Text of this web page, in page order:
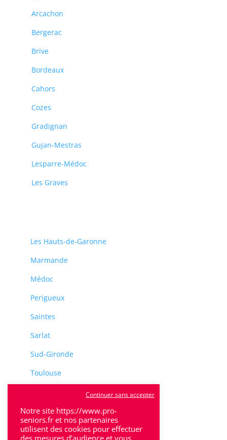
Arcachon
Bergerac
Brive
Bordeaux
Cahors
Cozes
Gradignan
Gujan-Mestras
Lesparre-Médoc
Les Graves
Les Hauts-de-Garonne
Marmande
Médoc
Perigueux
Saintes
Sarlat
Sud-Gironde
Toulouse
Villeneuve-Sur-Lot
Notre site https://www.pro-
seniors.fr et nos partenaires
utilisent des cookies pour effectuer
des mesures d’audience et vous
Continuer sans accepter